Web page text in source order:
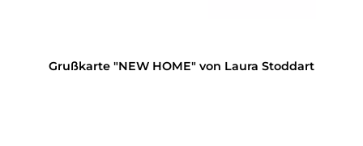
Grußkarte "NEW HOME" von Laura Stoddart